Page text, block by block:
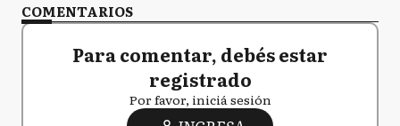
COMENTARIOS
Para comentar, debés estar
registrado
Por favor, iniciá sesión